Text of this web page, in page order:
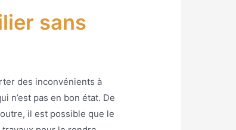
sans
des inconvénients à
n’est pas en bon état. De
il est possible que le